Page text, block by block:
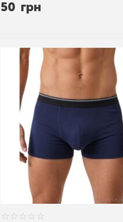
50 грн